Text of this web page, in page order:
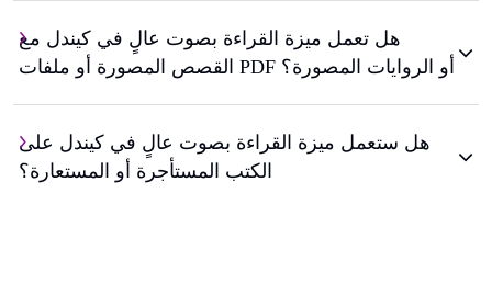
هل تعمل ميزة القراءة بصوت عالٍ في كيندل مع
القصص المصورة أو ملفات PDF أو الروايات المصورة؟
هل ستعمل ميزة القراءة بصوت عالٍ في كيندل على
الكتب المستأجرة أو المستعارة؟